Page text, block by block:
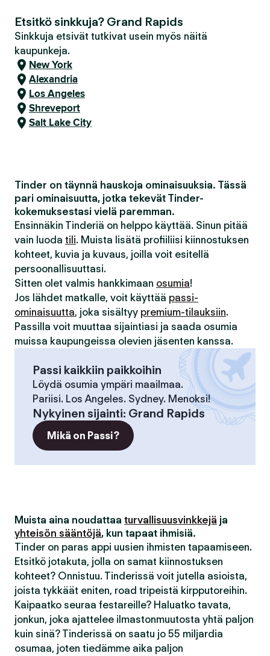
Etsitkö sinkkuja? Grand Rapids
Sinkkuja etsivät tutkivat usein myös näitä
kaupunkeja.
New York
Alexandria
Los Angeles
Shreveport
Salt Lake City
Tinder on täynnä hauskoja ominaisuuksia. Tässä
pari ominaisuutta, jotka tekevät Tinder-
kokemuksestasi vielä paremman.
Ensinnäkin Tinderiä on helppo käyttää. Sinun pitää
vain luoda tili. Muista lisätä profiiliisi kiinnostuksen
kohteet, kuvia ja kuvaus, joilla voit esitellä
persoonallisuuttasi.
Sitten olet valmis hankkimaan osumia!
Jos lähdet matkalle, voit käyttää passi-
ominaisuutta, joka sisältyy premium-tilauksiin.
Passilla voit muuttaa sijaintiasi ja saada osumia
muissa kaupungeissa olevien jäsenten kanssa.
Passi kaikkiin paikkoihin
Löydä osumia ympäri maailmaa.
Pariisi. Los Angeles. Sydney. Menoksi!
Nykyinen sijainti: Grand Rapids
Mikä on Passi?
Muista aina noudattaa turvallisuusvinkkejä ja
yhteisön sääntöjä, kun tapaat ihmisiä.
Tinder on paras appi uusien ihmisten tapaamiseen.
Etsitkö jotakuta, jolla on samat kiinnostuksen
kohteet? Onnistuu. Tinderissä voit jutella asioista,
joista tykkäät eniten, road tripeistä kirpputoreihin.
Kaipaatko seuraa festareille? Haluatko tavata,
jonkun, joka ajattelee ilmastonmuutosta yhtä paljon
kuin sinä? Tinderissä on saatu jo 55 miljardia
osumaa, joten tiedämme aika paljon